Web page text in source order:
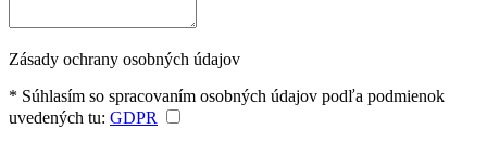
Zásady ochrany osobných údajov
* Súhlasím so spracovaním osobných údajov podľa podmienok
uvedených tu: GDPR